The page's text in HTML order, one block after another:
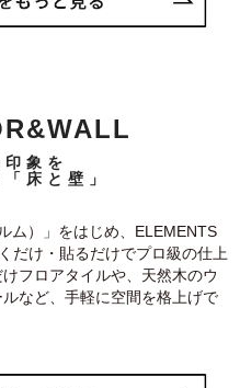
象を
床と壁」
ム）」をはじめ、ELEMENTS
だけ・貼るだけでプロ級の仕上
フロアタイルや、天然木のウ
など、手軽に空間を格上げで